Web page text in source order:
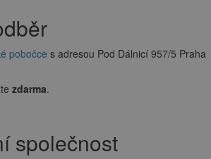
pobočce s adresou Pod Dálnicí 957/5 Praha
zdarma.
společnost